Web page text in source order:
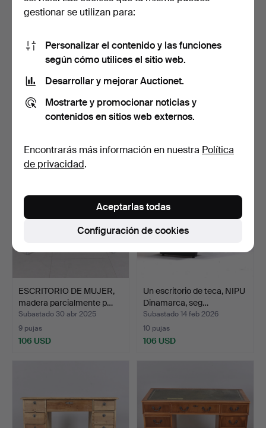
Un escritorio de c…
Subastado 26 dic 2025
MUJER, collares de caoba
c…
Subastado 10 abr 2026
ESCRITORIO DE MUJER,
madera parcialmente p…
Subastado 30 abr 2025
9 pujas
106 USD
Un escritorio de teca, NIPU
Dinamarca, seg…
Subastado 14 feb 2026
10 pujas
106 USD
gestionar se utilizan para:
Personalizar el contenido y las funciones
según cómo utilices el sitio web.
Desarrollar y mejorar Auctionet.
Mostrarte y promocionar noticias y
contenidos en sitios web externos.
Encontrarás más información en nuestra Política
de privacidad.
Configuración de cookies
Aceptarlas todas